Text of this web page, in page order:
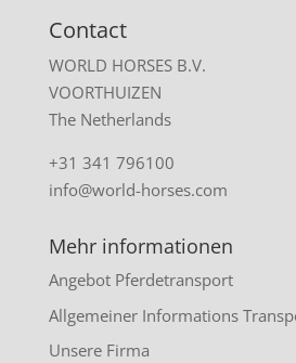
Contact
WORLD HORSES B.V.
VOORTHUIZEN
The Netherlands
+31 341 796100
info@world-horses.com
Mehr informationen
Angebot Pferdetransport
Allgemeiner Informations
Unsere Firma